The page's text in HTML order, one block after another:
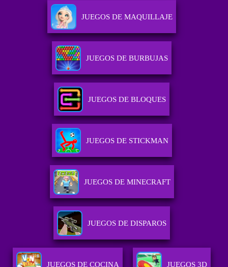
JUEGOS DE MAQUILLAJE
JUEGOS DE BURBUJAS
JUEGOS DE BLOQUES
JUEGOS DE STICKMAN
JUEGOS DE MINECRAFT
JUEGOS DE DISPAROS
JUEGOS DE COCINA JUEGOS 3D